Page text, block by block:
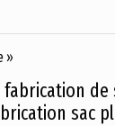
»
fabrication de
sac